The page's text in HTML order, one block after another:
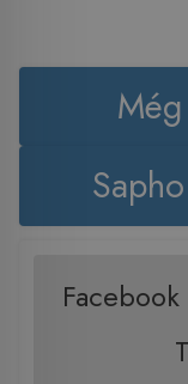
Facebook